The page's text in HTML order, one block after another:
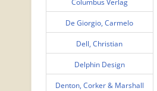
De Giorgio, Carmelo
Dell, Christian
Delphin Design
Denton, Corker & Marshall